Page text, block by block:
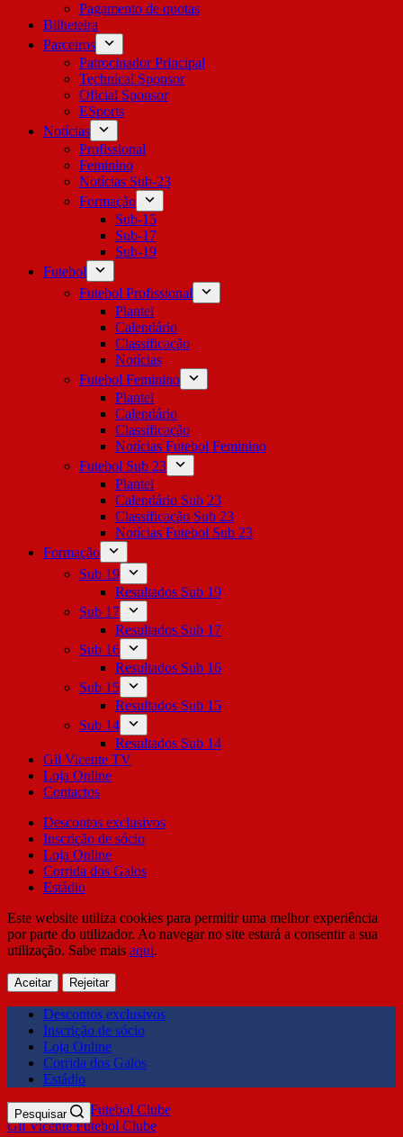
Pagamento de quotas
Bilheteira
Parceiros
Patrocinador Principal
Technical Sponsor
Oficial Sponsor
ESports
Notícias
Profissional
Feminino
Notícias Sub-23
Formação
Sub-15
Sub-17
Sub-19
Futebol
Futebol Profissional
Plantel
Calendário
Classificação
Notícias
Futebol Feminino
Plantel
Calendário
Classificação
Notícias Futebol Feminino
Futebol Sub 23
Plantel
Calendário Sub 23
Classificação Sub 23
Notícias Futebol Sub 23
Formação
Sub 19
Resultados Sub 19
Sub 17
Resultados Sub 17
Sub 16
Resultados Sub 16
Sub 15
Resultados Sub 15
Sub 14
Resultados Sub 14
Gil Vicente TV
Loja Online
Contactos
Descontos exclusivos
Inscrição de sócio
Loja Online
Corrida dos Galos
Estádio
Este website utiliza cookies para permitir uma melhor experiência
por parte do utilizador. Ao navegar no site estará a consentir a sua
utilização. Sabe mais aqui.
Aceitar Rejeitar
Descontos exclusivos
Inscrição de sócio
Loja Online
Corrida dos Galos
Estádio
Gil Vicente Futebol Clube
Pesquisar